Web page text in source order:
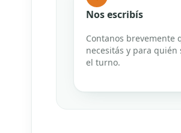
Nos escribís
Contanos brevemente
necesitás y para quién
el turno.